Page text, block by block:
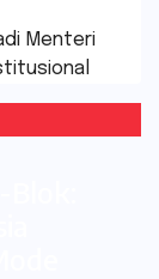
Menteri